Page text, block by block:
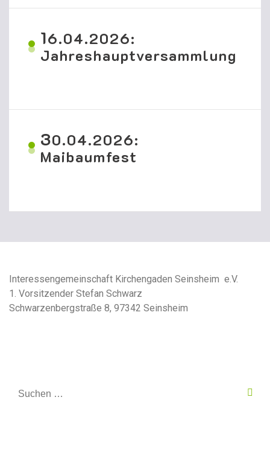
16.04.2026:
Jahreshauptversammlung
30.04.2026:
Maibaumfest
Interessengemeinschaft Kirchengaden Seinsheim e.V.
1. Vorsitzender Stefan Schwarz
Schwarzenbergstraße 8, 97342 Seinsheim